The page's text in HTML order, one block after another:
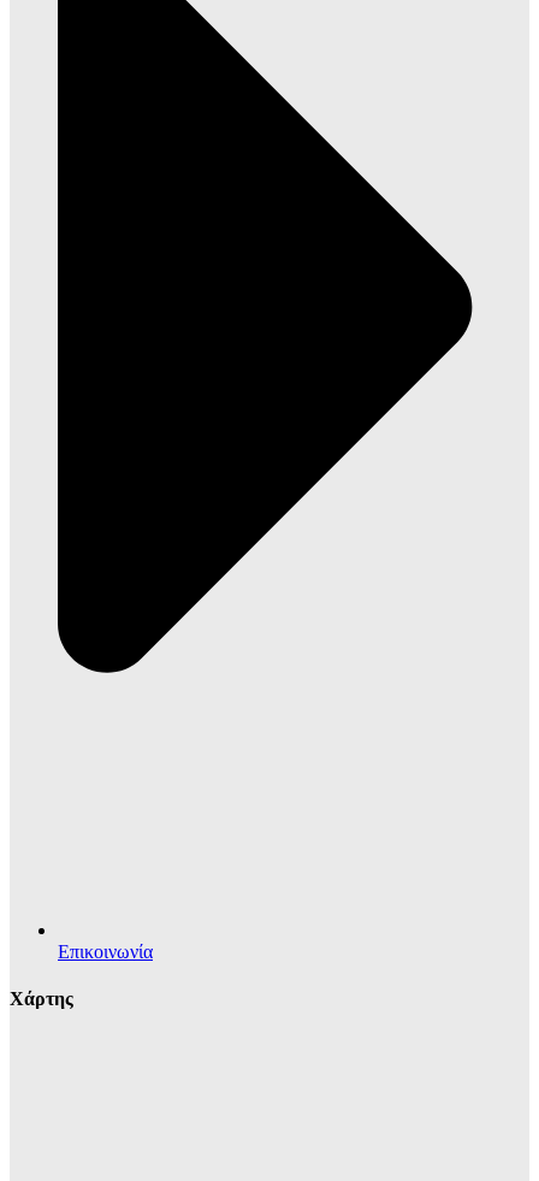
Επικοινωνία
Χάρτης